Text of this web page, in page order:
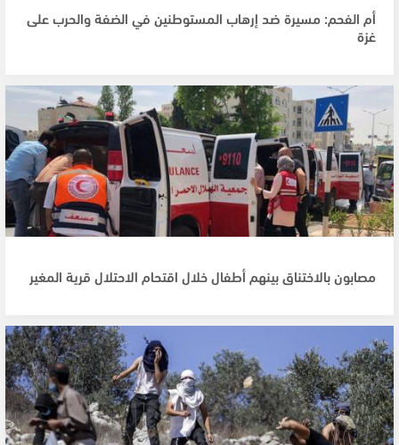
أم الفحم: مسيرة ضد إرهاب المستوطنين في الضفة والحرب على
غزة
مصابون بالاختناق بينهم أطفال خلال اقتحام الاحتلال قرية المغير